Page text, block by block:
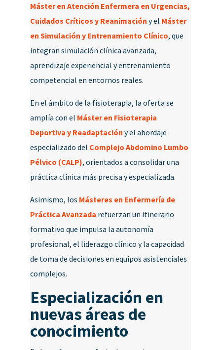
Máster en Atención Enfermera en Urgencias,
Cuidados Críticos y Reanimación y el Máster
en Simulación y Entrenamiento Clínico, que
integran simulación clínica avanzada,
aprendizaje experiencial y entrenamiento
competencial en entornos reales.
En el ámbito de la fisioterapia, la oferta se
amplía con el Máster en Fisioterapia
Deportiva y Readaptación y el abordaje
especializado del Complejo Abdomino Lumbo
Pélvico (CALP), orientados a consolidar una
práctica clínica más precisa y especializada.
Asimismo, los Másteres en Enfermería de
Práctica Avanzada refuerzan un itinerario
formativo que impulsa la autonomía
profesional, el liderazgo clínico y la capacidad
de toma de decisiones en equipos asistenciales
complejos.
Especialización en
nuevas áreas de
conocimiento